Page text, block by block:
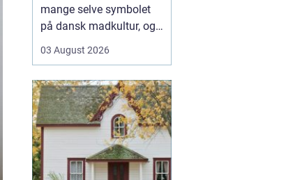
mange selve symbolet
på dansk madkultur, og i
i bedste velgående. Her
klassiske stykker med
sild, æg og rejer og nyere
udgaver med grøntsager,
specialiteter fra lokale
slagtere og kre...
03 August 2026